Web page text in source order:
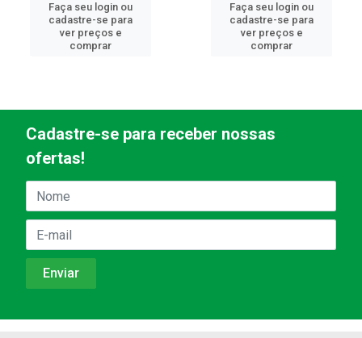
Faça seu login ou
cadastre-se para
ver preços e
comprar
Faça seu login ou
cadastre-se para
ver preços e
comprar
Cadastre-se para receber nossas
ofertas!